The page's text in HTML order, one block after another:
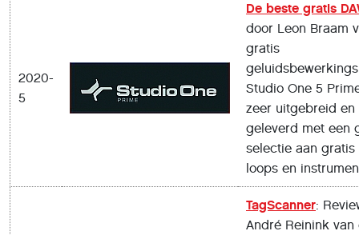
2020-
5
De beste gratis
door Leon Braam
gratis
Studio One 5
zeer uitgebreid en
geleverd met een
selectie aan gratis
loops en
TagScanner:
André Reinink